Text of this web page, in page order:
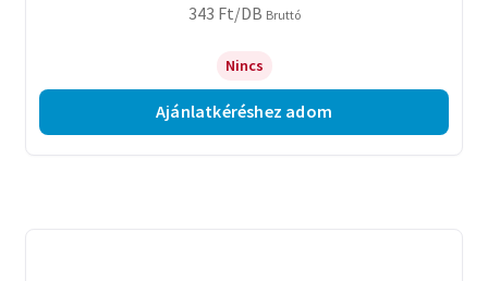
343 Ft/DB Bruttó
Nincs
Ajánlatkéréshez adom